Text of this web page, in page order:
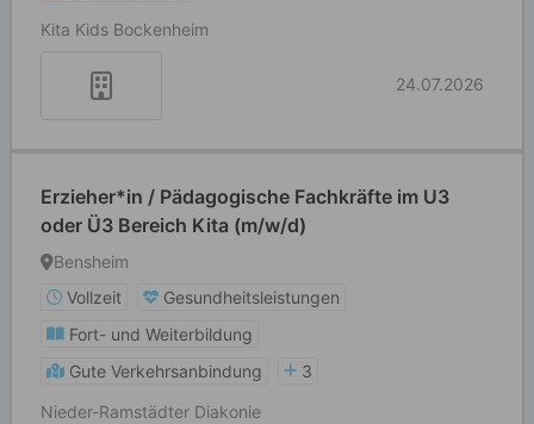
Kita Kids Bockenheim
24.07.2026
Erzieher*in / Pädagogische Fachkräfte im U3
oder Ü3 Bereich Kita (m/w/d)
Bensheim
Vollzeit
Gesundheitsleistungen
Fort- und Weiterbildung
Gute Verkehrsanbindung
3
Nieder-Ramstädter Diakonie